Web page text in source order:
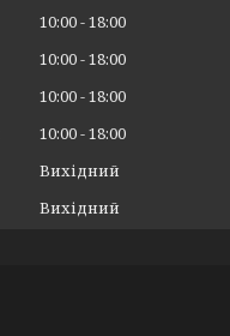
10:00 18:00
10:00 18:00
10:00 18:00
10:00 18:00
Вихідний
Вихідний